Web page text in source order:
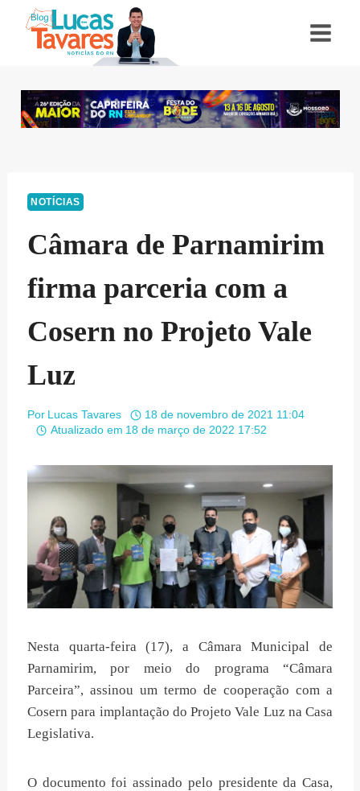
NOTÍCIAS
Câmara de Parnamirim
firma parceria com a
Cosern no Projeto Vale
Luz
Por Lucas Tavares
18 de novembro de 2021 11:04
Atualizado em 18 de março de 2022 17:52
Nesta quarta-feira (17), a Câmara Municipal de
Parnamirim, por meio do programa “Câmara
Parceira”, assinou um termo de cooperação com a
Cosern para implantação do Projeto Vale Luz na Casa
Legislativa.
O documento foi assinado pelo presidente da Casa,